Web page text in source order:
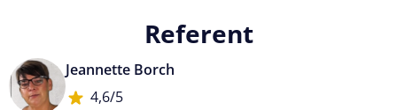
Referent
Jeannette Borch
4,6/5